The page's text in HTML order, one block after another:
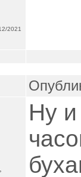
2021
Ну и